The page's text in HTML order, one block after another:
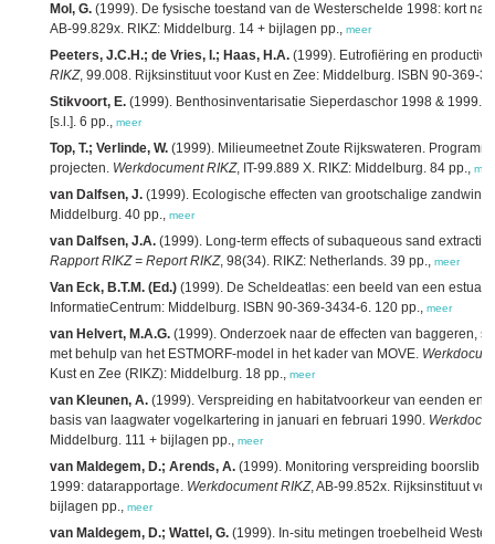
Mol, G. (1999). De fysische toestand van de Westerschelde 1998: kort na
AB-99.829x. RIKZ: Middelburg. 14 + bijlagen pp., meer
Peeters, J.C.H.; de Vries, I.; Haas, H.A. (1999). Eutrofiëring en
RIKZ, 99.008. Rijksinstituut voor Kust en Zee: Middelburg. ISBN 90-369-
Stikvoort, E. (1999). Benthosinventarisatie Sieperdaschor 1998 & 1999.
[s.l.]. 6 pp., meer
Top, T.; Verlinde, W. (1999). Milieumeetnet Zoute Rijkswateren.
projecten. Werkdocument RIKZ, IT-99.889 X. RIKZ: Middelburg. 84 pp.,
van Dalfsen, J. (1999). Ecologische effecten van grootschalige
Middelburg. 40 pp., meer
van Dalfsen, J.A. (1999). Long-term effects of subaqueous sand
Rapport RIKZ = Report RIKZ, 98(34). RIKZ: Netherlands. 39 pp., meer
Van Eck, B.T.M. (Ed.) (1999). De Scheldeatlas: een beeld van een
InformatieCentrum: Middelburg. ISBN 90-369-3434-6. 120 pp., meer
van Helvert, M.A.G. (1999). Onderzoek naar de effecten van baggeren,
met behulp van het ESTMORF-model in het kader van MOVE.
Kust en Zee (RIKZ): Middelburg. 18 pp., meer
van Kleunen, A. (1999). Verspreiding en habitatvoorkeur van eenden en
basis van laagwater vogelkartering in januari en februari 1990.
Middelburg. 111 + bijlagen pp., meer
van Maldegem, D.; Arends, A. (1999). Monitoring verspreiding boorslib
1999: datarapportage. Werkdocument RIKZ, AB-99.852x. Rijksinstituut
bijlagen pp., meer
van Maldegem, D.; Wattel, G. (1999). In-situ metingen troebelheid